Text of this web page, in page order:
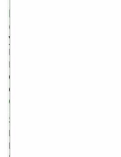
Panoramic
(шареварная) —
удобно и быстро
программы, игры,
настройки. Меню с
скроллигом и
оформлением.
Скачать
Spb Puzzle v1.0
классическая пазл-
которой — собрать